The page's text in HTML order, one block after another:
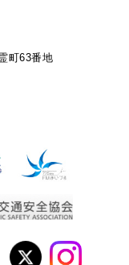
町63番地